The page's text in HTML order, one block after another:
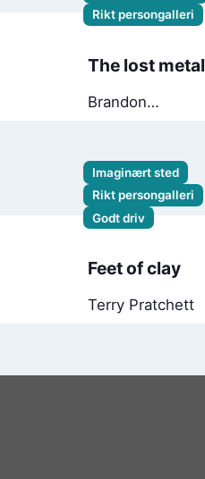
Rikt persongalleri
The lost metal
Brandon
Imaginært sted
Rikt persongalleri
Godt driv
Feet of clay
Terry Pratchett